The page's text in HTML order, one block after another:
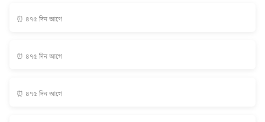
⏰ ৪৭৫ দিন আগে
⏰ ৪৭৫ দিন আগে
⏰ ৪৭৫ দিন আগে